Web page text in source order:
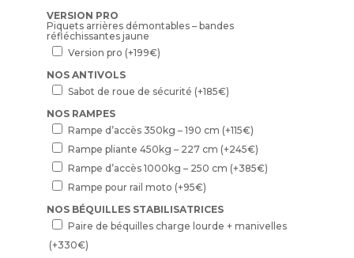
VERSION PRO
Piquets arrières démontables – bandes
réfléchissantes jaune
Version pro (+199€)
NOS ANTIVOLS
Sabot de roue de sécurité (+185€)
NOS RAMPES
Rampe d’accès 350kg – 190 cm (+115€)
Rampe pliante 450kg – 227 cm (+245€)
Rampe d’accès 1000kg – 250 cm (+385€)
Rampe pour rail moto (+95€)
NOS BÉQUILLES STABILISATRICES
Paire de béquilles charge lourde + manivelles
(+330€)